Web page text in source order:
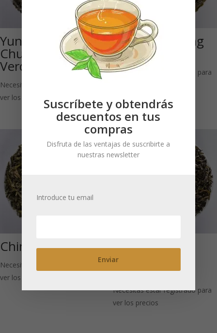
Yunnan Wild
Chun Mee: Té
Verde
Necesitas estar registrado para
ver los precios
China Long Jing
IGP
Necesitas estar registrado para
China Sencha
Necesitas estar registrado para
ver los precios
Jazmín Finest
Superior – Yin
Hao: Té Verde
Necesitas estar registrado para
ver los precios
Suscríbete y obtendrás
descuentos en tus
compras
Disfruta de las ventajas de suscribirte a
nuestras newsletter
Introduce tu email